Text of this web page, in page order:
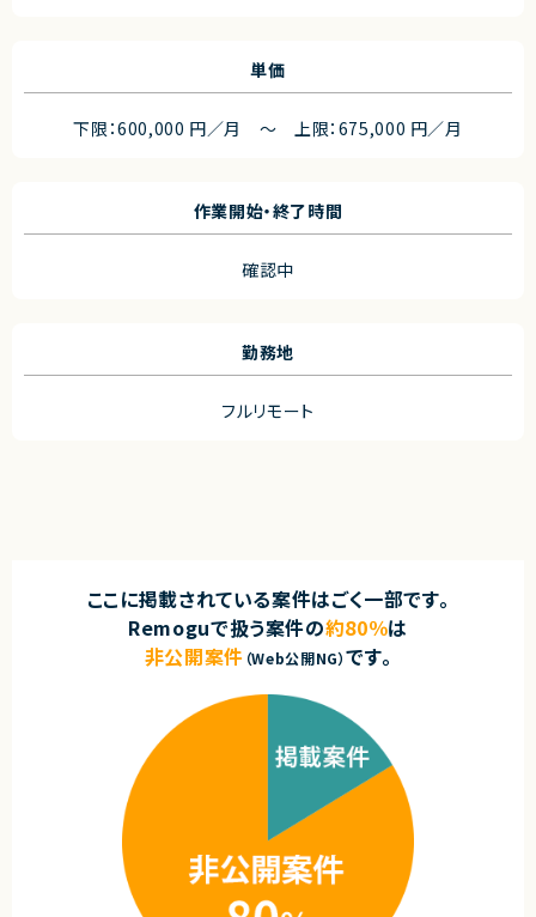
単価
下限：600,000 円／月 ～ 上限：675,000 円／月
作業開始・終了時間
確認中
勤務地
フルリモート
ここに掲載されている案件はごく一部です。
Remoguで扱う案件の約80％は
非公開案件 （Web公開NG）です。